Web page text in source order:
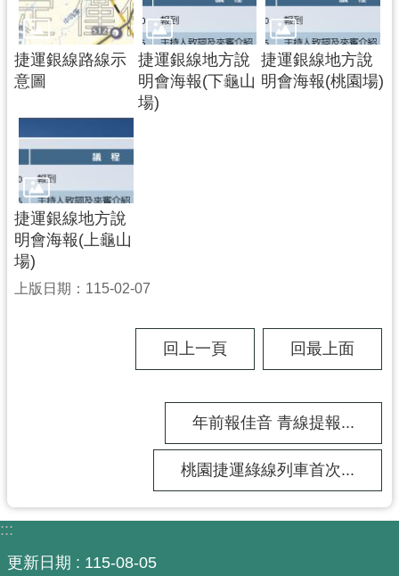
策
網
站
安
政
策
政
府
網
站
資
料
L
I
E
捷運銀線路線示
意圖
捷運銀線地方說
明會海報(下龜山
場)
捷運銀線地方說
明會海報(桃園場)
捷運銀線地方說
明會海報(上龜山
場)
上版日期：115-02-07
回上一頁 回最上面
年前報佳音 青線提報...
桃園捷運綠線列車首次...
:::
更新日期
115-08-05